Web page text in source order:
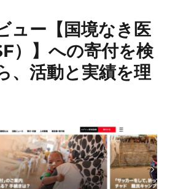
ュー【国境なき医
）】への寄付を検
、活動と実績を理